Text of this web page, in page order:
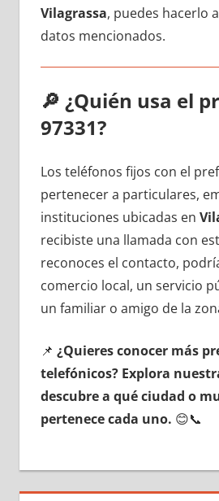
Vilagrassa, puedes hacerlo
datos mencionados.
🔎 ¿Quién usa el
97331?
Los teléfonos fijos сοn el
pertenecer а particulares,
instituciones ubicadas en
recibiste una llamada сοn
reconoces el contacto,
comercio local, un servicio
un familiar ο amigo dе la
📌 ¿Quieres conocer mа́s
telefónicos? Explora
descubre а qué ciudad ο
pertenece cada uno. 😊📞